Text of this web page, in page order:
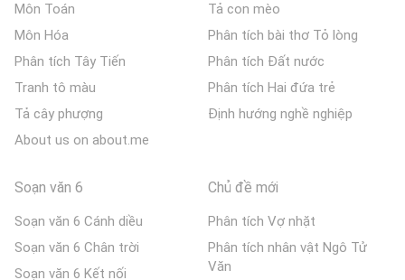
Môn Toán
Môn Hóa
Phân tích Tây Tiến
Tranh tô màu
Tả cây phượng
About us on about.me
Tả con mèo
Phân tích bài thơ Tỏ lòng
Phân tích Đất nước
Phân tích Hai đứa trẻ
Định hướng nghề nghiệp
Soạn văn 6
Soạn văn 6 Cánh diều
Soạn văn 6 Chân trời
Soạn văn 6 Kết nối
Chủ đề mới
Phân tích Vợ nhặt
Phân tích nhân vật Ngô Tử
Văn